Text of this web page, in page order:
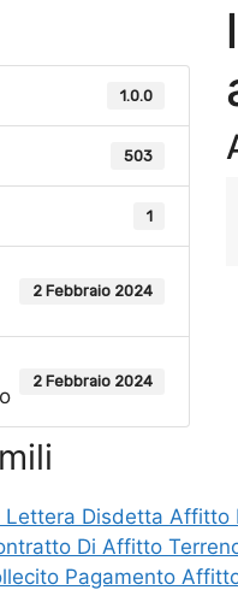
1.0.0
503
1
2 Febbraio 2024
2 Febbraio 2024
Lettera Disdetta Affitto
Di Affitto
Pagamento